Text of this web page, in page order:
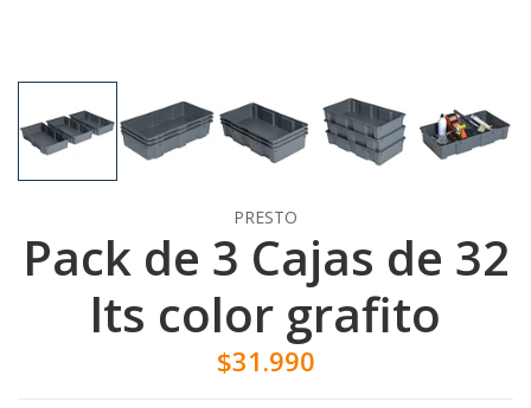
PRESTO
Pack de 3 Cajas de 32
lts color grafito
$31.990